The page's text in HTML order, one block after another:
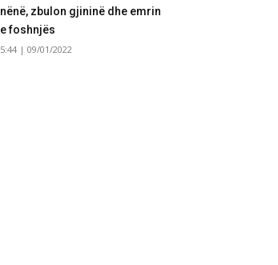
nënë, zbulon gjininë dhe emrin
e foshnjës
5:44 | 09/01/2022